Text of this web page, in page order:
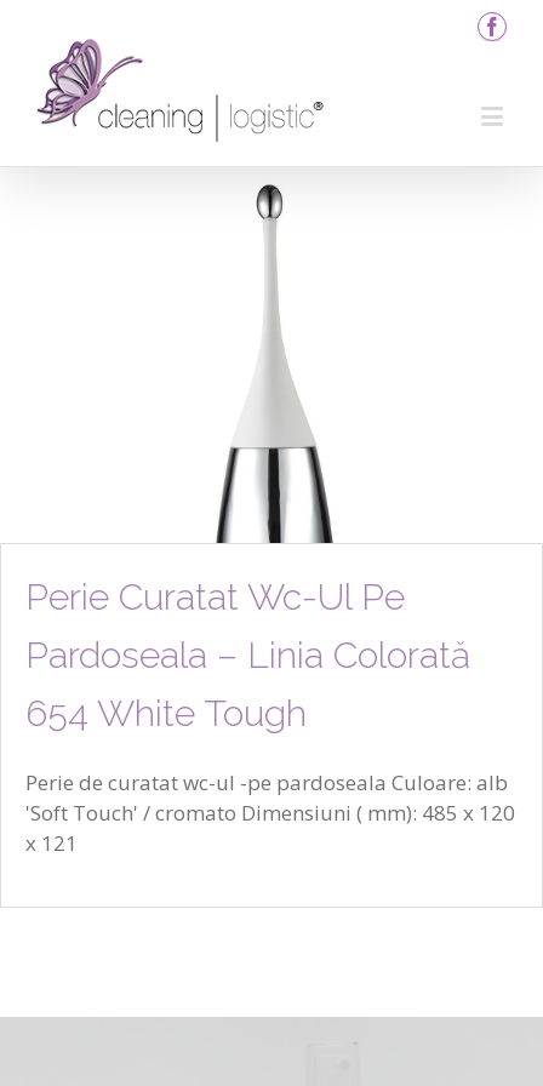
Perie Curatat Wc-Ul Pe
Pardoseala – Linia Colorată
654 White Tough
Perie de curatat wc-ul -pe pardoseala Culoare: alb
'Soft Touch' / cromato Dimensiuni ( mm): 485 x 120
x 121